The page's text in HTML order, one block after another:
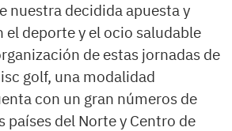
nuestra decidida apuesta y
deporte y el ocio saludable
de estas jornadas de
golf, una modalidad
con un gran números de
países del Norte y Centro de